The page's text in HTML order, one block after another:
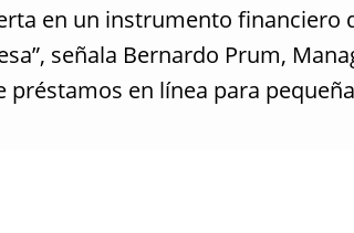
en un instrumento financiero
señala Bernardo Prum,
préstamos en línea para